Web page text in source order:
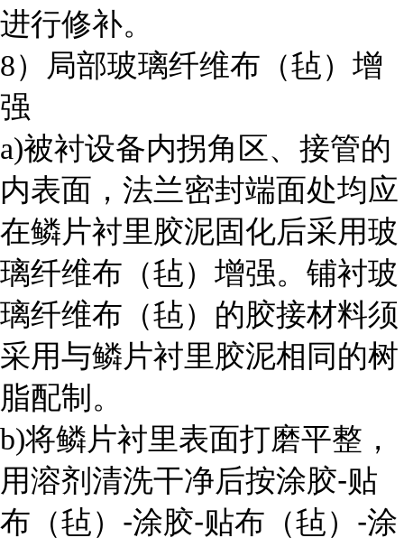
进行修补。
8）局部玻璃纤维布（毡）增
强
a)被衬设备内拐角区、接管的
内表面，法兰密封端面处均应
在鳞片衬里胶泥固化后采用玻
璃纤维布（毡）增强。铺衬玻
璃纤维布（毡）的胶接材料须
采用与鳞片衬里胶泥相同的树
脂配制。
b)将鳞片衬里表面打磨平整，
用溶剂清洗干净后按涂胶-贴
布（毡） -涂胶-贴布（毡） -涂